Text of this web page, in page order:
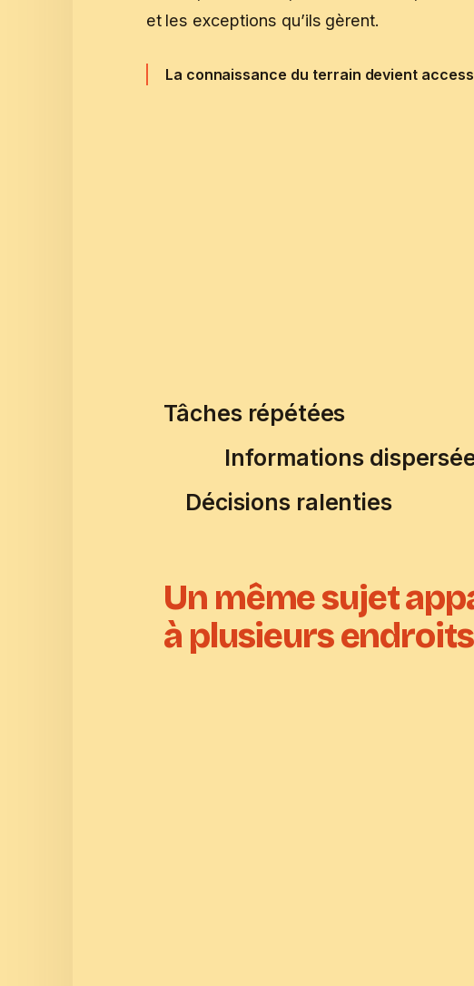
et les exceptions qu’ils gèrent.
La connaissance du terrain devient
Tâches répétées
Informations
Décisions ralenties
Un même sujet
à plusieurs